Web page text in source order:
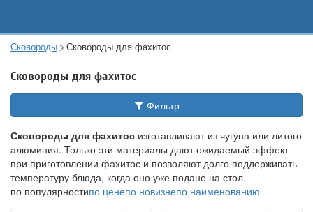
Сковороды Сковороды для фахитос
Сковороды для фахитос
Фильтр
Сковороды для фахитос изготавливают из чугуна или литого
алюминия. Только эти материалы дают ожидаемый эффект
при приготовлении фахитос и позволяют долго поддерживать
температуру блюда, когда оно уже подано на стол.
по популярностипо ценепо новизнепо наименованию